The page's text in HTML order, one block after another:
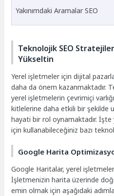
Yakınımdaki Aramalar SEO
Teknolojik SEO
Yükseltin
Yerel işletmeler için dijital
daha da önem kazanmaktadır.
yerel işletmelerin çevrimiçi
kitlelerine daha etkili bir şekilde
hayati bir rol oynamaktadır.
için kullanabileceğiniz bazı
Google Harita
Google Haritalar, yerel
İşletmenizin harita üzerinde
emin olmak için aşağıdaki